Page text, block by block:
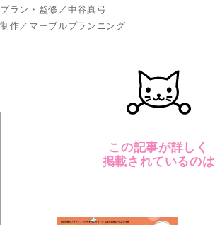
プラン・監修／中谷真弓
制作／マーブルプランニング
この記事が詳しく
掲載されているのは